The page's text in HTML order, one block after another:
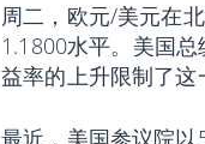
周二，欧元/美元在
1.1800水平。美国
益率的上升限制了这
最近，美国参议院以